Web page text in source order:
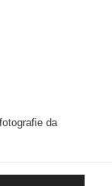
da